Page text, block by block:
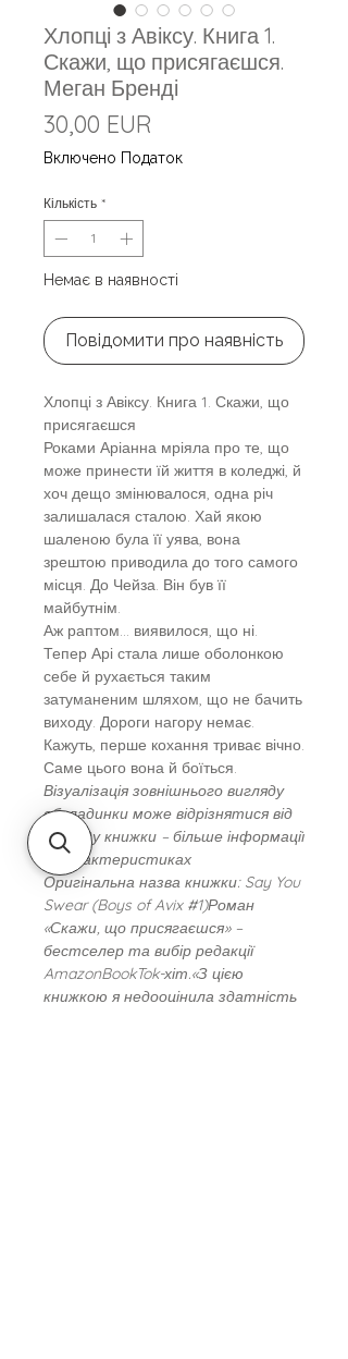
Хлопці з Авіксу. Книга 1.
Скажи, що присягаєшся.
Меган Бренді
30,00 EUR
Включено Податок
Кількість *
Немає в наявності
Повідомити про наявність
Хлопці з Авіксу. Книга 1. Скажи, що
присягаєшся
Роками Аріанна мріяла про те, що
може принести їй життя в коледжі, й
хоч дещо змінювалося, одна річ
залишалася сталою. Хай якою
шаленою була її уява, вона
зрештою приводила до того самого
місця. До Чейза. Він був її
майбутнім.
Аж раптом… виявилося, що ні.
Тепер Арі стала лише оболонкою
себе й рухається таким
затуманеним шляхом, що не бачить
виходу. Дороги нагору немає.
Кажуть, перше кохання триває вічно.
Саме цього вона й боїться.
Візуалізація зовнішнього вигляду
обкладинки може відрізнятися від
вигляду книжки – більше інформації
в Характеристиках
Оригінальна назва книжки: Say You
Swear (Boys of Avix #1)Роман
«Скажи, що присягаєшся» –
бестселер та вибір редакції
AmazonBookTok-хіт.«З цією
книжкою я недооцінила здатність